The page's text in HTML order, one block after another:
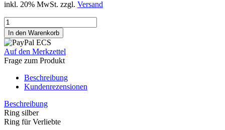
inkl. 20% MwSt. zzgl. Versand
Auf den Merkzettel
Frage zum Produkt
Beschreibung
Kundenrezensionen
Beschreibung
Ring silber
Ring für Verliebte